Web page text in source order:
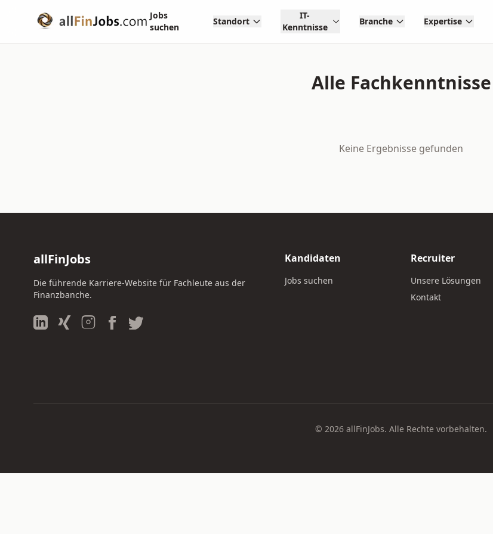
Jobs
suchen
Standort
IT-
Kenntnisse
Branche Expertise
Alle Fachkenntnisse
Keine Ergebnisse gefunden
allFinJobs
Die führende Karriere-Website für Fachleute aus der
Finanzbanche.
Kandidaten
Jobs suchen
Recruiter
Unsere Lösungen
Kontakt
© 2026 allFinJobs. Alle Rechte vorbehalten.